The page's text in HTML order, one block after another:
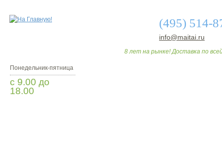
(495) 514-
info@maitai.ru
8 лет на рынке! Доставка по
Понедельник-пятница
с 9.00 до
18.00